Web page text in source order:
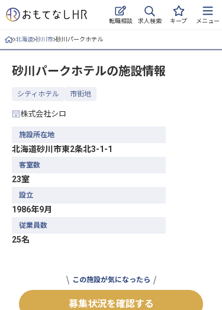
転職相談 求人検索 キープ メニュー
ログイン
求人・施設を探す
キープした求人
おもてなしHRについて
よくある質問
無料 転職サポートに申し込む
北海道 砂川市 砂川パークホテル
砂川パークホテルの施設情報
シティホテル 市街地
株式会社シロ
施設所在地
北海道砂川市東2条北3-1-1
客室数
23室
設立
1986年9月
従業員数
25名
この施設が気になったら
募集状況を確認する